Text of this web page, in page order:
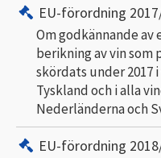
EU-förordning
Om godkännande av
berikning av vin som
skördats under 2017
Tyskland och i alla
Nederländerna och
EU-förordning